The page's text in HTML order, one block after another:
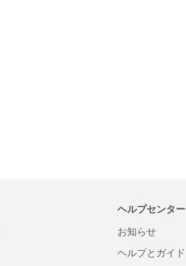
ヘルプセンター
お知らせ
ヘルプとガイド